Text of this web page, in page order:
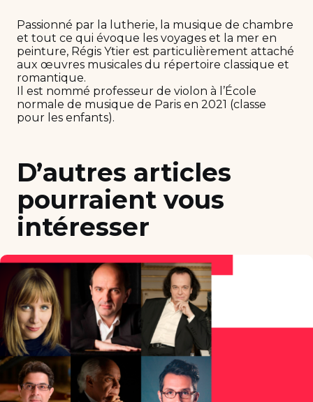
Passionné par la lutherie, la musique de chambre
et tout ce qui évoque les voyages et la mer en
peinture, Régis Ytier est particulièrement attaché
aux œuvres musicales du répertoire classique et
romantique.
Il est nommé professeur de violon à l’École
normale de musique de Paris en 2021 (classe
pour les enfants).
D’autres articles
pourraient vous
intéresser